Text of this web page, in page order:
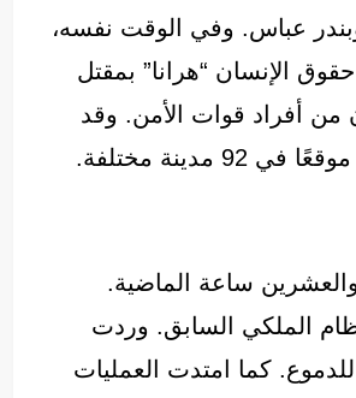
عباس. وفي الوقت نفسه،
الإنسان “هرانا” بمقتل
بينهم 34 متظاهرًا واثنان من أفراد قوات الأمن. وقد
تم اعتقال أكثر من 2000 شخص، وامتدت أعمال الشغب إلى 285 موقعًا في 92 مدينة مختلفة.
ساعة الماضية.
الملكي السابق. وردت
كما امتدت العمليات